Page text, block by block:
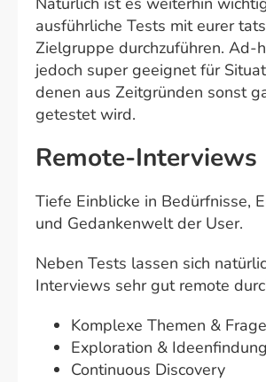
ausführliche Tests mit eurer
Zielgruppe durchzuführen. Ad-
jedoch super geeignet für
denen aus Zeitgründen sonst
getestet wird.
Remote-Interviews
Tiefe Einblicke in Bedürfnisse,
und Gedankenwelt der User.
Neben Tests lassen sich
Interviews sehr gut remote
Komplexe Themen &
Exploration & Ideenfindung
Continuous Discovery